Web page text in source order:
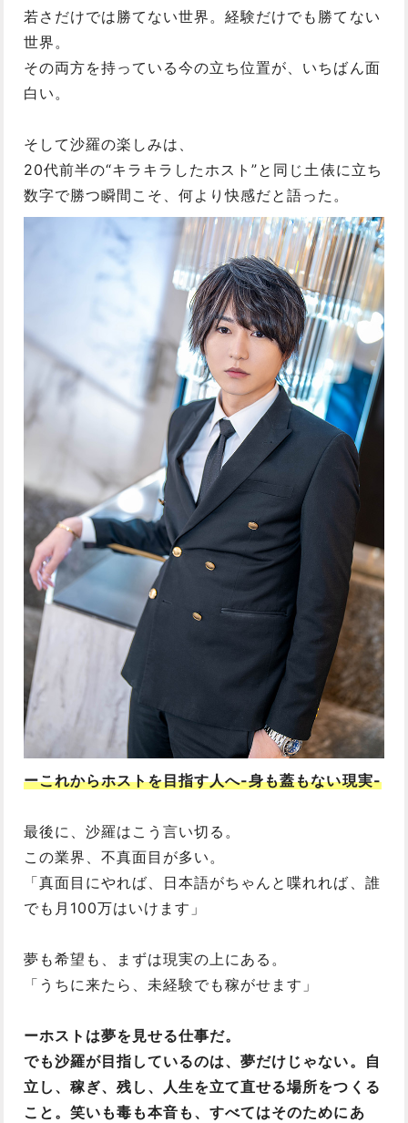
若さだけでは勝てない世界。経験だけでも勝てない
世界。
その両方を持っている今の立ち位置が、いちばん面
白い。
そして沙羅の楽しみは、
20代前半の“キラキラしたホスト”と同じ土俵に立ち
数字で勝つ瞬間こそ、何より快感だと語った。
ーこれからホストを目指す人へ-身も蓋もない現実-
最後に、沙羅はこう言い切る。
この業界、不真面目が多い。
「真面目にやれば、日本語がちゃんと喋れれば、誰
でも月100万はいけます」
夢も希望も、まずは現実の上にある。
「うちに来たら、未経験でも稼がせます」
ーホストは夢を見せる仕事だ。
でも沙羅が目指しているのは、夢だけじゃない。自
立し、稼ぎ、残し、人生を立て直せる場所をつくる
こと。笑いも毒も本音も、すべてはそのためにあ